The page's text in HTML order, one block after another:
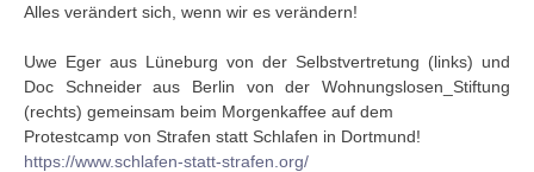
Alles verändert sich, wenn wir es verändern!
Uwe Eger aus Lüneburg von der Selbstvertretung (links) und
Doc Schneider aus Berlin von der Wohnungslosen_Stiftung
(rechts) gemeinsam beim Morgenkaffee auf dem
Protestcamp von Strafen statt Schlafen in Dortmund!
https://www.schlafen-statt-strafen.org/